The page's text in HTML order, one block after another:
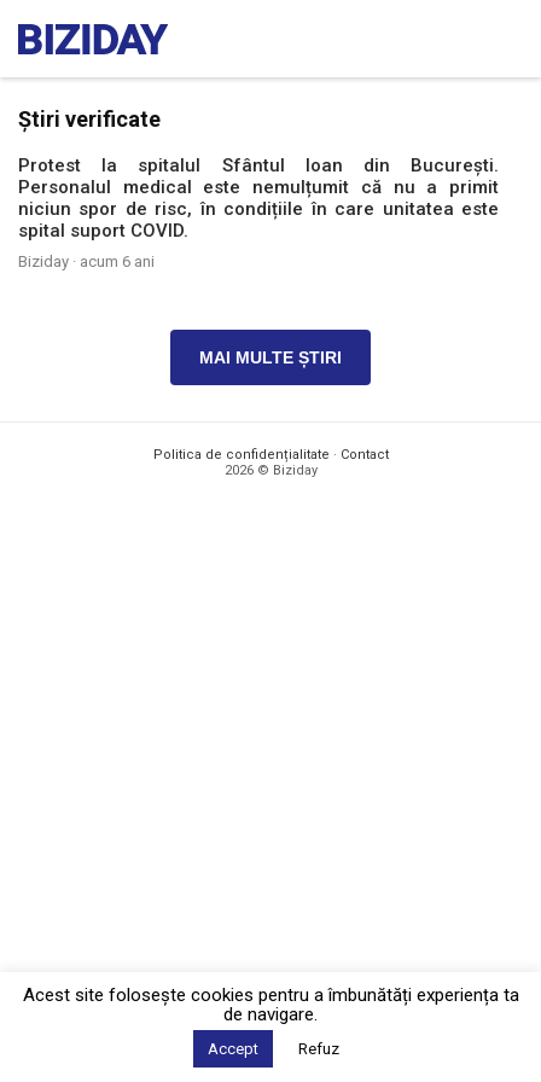
Știri verificate
Protest la spitalul Sfântul Ioan din București.
Personalul medical este nemulțumit că nu a primit
niciun spor de risc, în condițiile în care unitatea este
spital suport COVID.
Biziday · acum 6 ani
MAI MULTE ȘTIRI
Politica de confidențialitate · Contact
2026 © Biziday
Acest site foloseşte cookies pentru a îmbunătăți experiența ta
de navigare.
Accept Refuz